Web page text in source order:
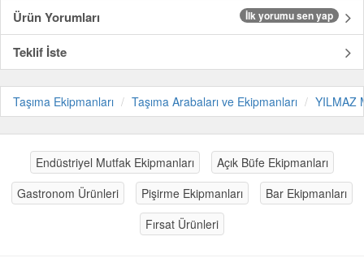
Ürün Yorumları İlk yorumu sen yap
Teklif İste
Taşıma Ekipmanları Taşıma Arabaları ve Ekipmanları YILMAZ
Endüstriyel Mutfak Ekipmanları
Açık Büfe Ekipmanları
Gastronom Ürünleri
Pişirme Ekipmanları
Bar Ekipmanları
Fırsat Ürünleri